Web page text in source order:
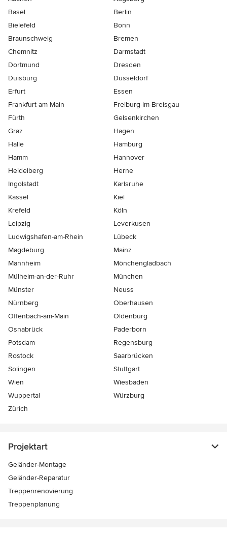
Basel
Berlin
Bielefeld
Bonn
Braunschweig
Bremen
Chemnitz
Darmstadt
Dortmund
Dresden
Duisburg
Düsseldorf
Erfurt
Essen
Frankfurt am Main
Freiburg-im-Breisgau
Fürth
Gelsenkirchen
Graz
Hagen
Halle
Hamburg
Hamm
Hannover
Heidelberg
Herne
Ingolstadt
Karlsruhe
Kassel
Kiel
Krefeld
Köln
Leipzig
Leverkusen
Ludwigshafen-am-Rhein
Lübeck
Magdeburg
Mainz
Mannheim
Mönchen­gladbach
Mülheim-an-der-Ruhr
München
Münster
Neuss
Nürnberg
Oberhausen
Offenbach-am-Main
Oldenburg
Osnabrück
Paderborn
Potsdam
Regensburg
Rostock
Saarbrücken
Solingen
Stuttgart
Wien
Wiesbaden
Wuppertal
Würzburg
Zürich
Projektart
Geländer-Montage
Geländer-Reparatur
Treppenrenovierung
Treppenplanung